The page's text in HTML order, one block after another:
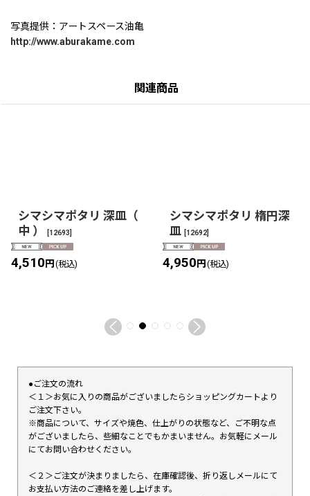
写真提供：アートスペース油亀
http://www.aburakame.com
関連商品
シマシマポタリ 深皿（
中 ）
[12693]
4,510円 (税込)
シマシマポタリ 楕円深
皿 [12692]
4,950円 (税込)
●ご注文の流れ
＜１＞お気に入りの商品がございましたらショッピングカートより
ご注文下さい。
※商品について、サイズや焼色、仕上がりの状態など、ご不明な点
がございましたら、些細なことでもかまいません。お気軽にメール
にてお問い合わせください。
＜２＞ご注文が決まりましたら、在庫確認後、折り返しメールにて
お支払い方法のご連絡を差し上げます。